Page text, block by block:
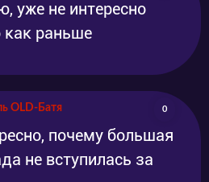
уже не интересно
как раньше
OLD-Батя 0
почему большая
не вступилась за